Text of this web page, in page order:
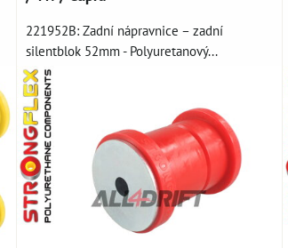
221952B: Zadní nápravnice – zadní
silentblok 52mm - Polyuretanový...